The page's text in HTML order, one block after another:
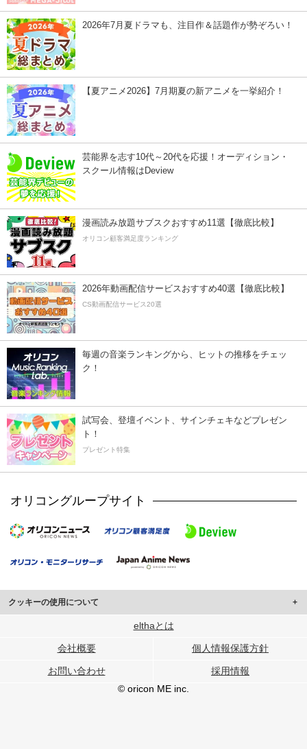
2026年7月夏ドラマも、注目作＆話題作が勢ぞろい！
【夏アニメ2026】7月期夏の新アニメを一挙紹介！
芸能界を志す10代～20代を応援！オーディション・
スクール情報はDeview
漫画読み放題サブスクおすすめ11選【徹底比較】
オリコン顧客満足度ランキング
2026年動画配信サービスおすすめ40選【徹底比較】
CS動画配信サービス20選
毎週の音楽ランキングから、ヒットの推移をチェッ
ク！
試写会、登壇イベント、サインチェキなどプレゼン
ト！
プレゼント特集
オリコングループサイト
クッキーの使用について
このサイトでは Cookie を使用して、ユーザーに合わせたコンテンツや広告の
行っています。
メディアや広告配信、データ解析の各パートナーに提供しています。
各パートナーは、この情報とユーザーが各パートナーに提供した他の情報や、
ユーザーが各パートナーのサービスを使用したときに収集した他の情報を組み
elthaとは
会社概要 個人情報保護方針
お問い合わせ
採用情報
© oricon ME inc.